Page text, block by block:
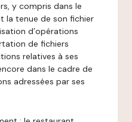
y compris dans le
la tenue de son fichier
d’opérations
de fichiers
relatives à ses
dans le cadre de
adressées par ses